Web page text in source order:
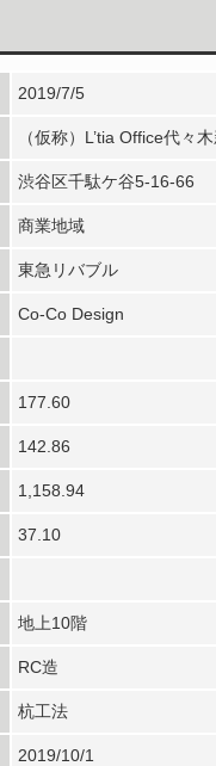
2019/7/5
（仮称）L’tia Office代々
渋谷区千駄ケ谷5-16-66
商業地域
東急リバブル
Co-Co Design
177.60
142.86
1,158.94
37.10
地上10階
RC造
杭工法
2019/10/1